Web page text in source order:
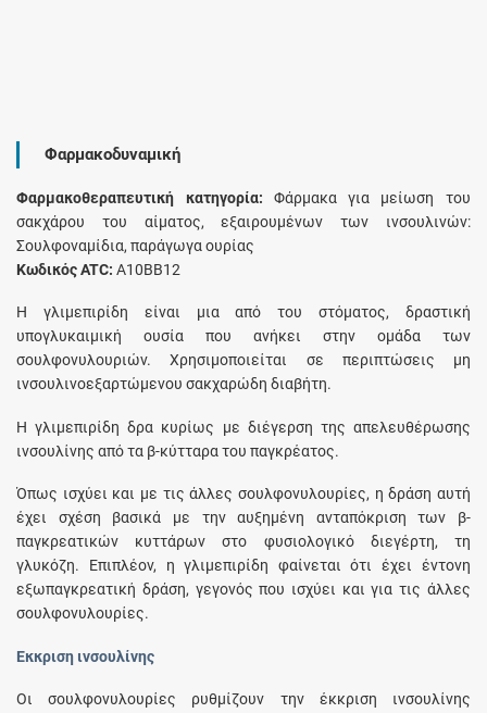
Φαρμακοδυναμική
Φαρμακοθεραπευτική κατηγορία: Φάρμακα για μείωση του
σακχάρου του αίματος, εξαιρουμένων των ινσουλινών:
Σουλφοναμίδια, παράγωγα ουρίας
Κωδικός ATC: A10BB12
Η γλιμεπιρίδη είναι μια από του στόματος, δραστική
υπογλυκαιμική ουσία που ανήκει στην ομάδα των
σουλφονυλουριών. Χρησιμοποιείται σε περιπτώσεις μη
ινσουλινοεξαρτώμενου σακχαρώδη διαβήτη.
Η γλιμεπιρίδη δρα κυρίως με διέγερση της απελευθέρωσης
ινσουλίνης από τα β-κύτταρα του παγκρέατος.
Όπως ισχύει και με τις άλλες σουλφονυλουρίες, η δράση αυτή
έχει σχέση βασικά με την αυξημένη ανταπόκριση των β-
παγκρεατικών κυττάρων στο φυσιολογικό διεγέρτη, τη
γλυκόζη. Επιπλέον, η γλιμεπιρίδη φαίνεται ότι έχει έντονη
εξωπαγκρεατική δράση, γεγονός που ισχύει και για τις άλλες
σουλφονυλουρίες.
Έκκριση ινσουλίνης
Οι σουλφονυλουρίες ρυθμίζουν την έκκριση ινσουλίνης